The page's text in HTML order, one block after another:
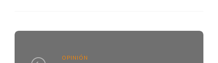
OPINIÓN